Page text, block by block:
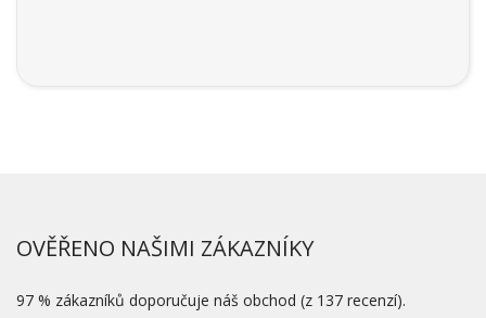
OVĚŘENO NAŠIMI ZÁKAZNÍKY
97 % zákazníků doporučuje náš obchod (z 137 recenzí).